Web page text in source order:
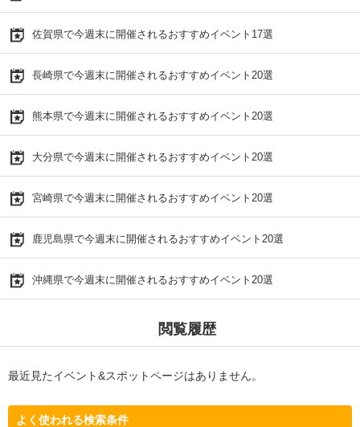
佐賀県で今週末に開催されるおすすめイベント17選
長崎県で今週末に開催されるおすすめイベント20選
熊本県で今週末に開催されるおすすめイベント20選
大分県で今週末に開催されるおすすめイベント20選
宮崎県で今週末に開催されるおすすめイベント20選
鹿児島県で今週末に開催されるおすすめイベント20選
沖縄県で今週末に開催されるおすすめイベント20選
閲覧履歴
最近見たイベント&スポットページはありません。
よく使われる検索条件